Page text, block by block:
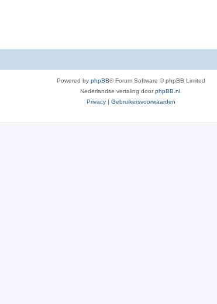
Powered by phpBB® Forum Software © phpBB Limited
Nederlandse vertaling doorphpBB.nl
Privacy | Gebruikersvoorwaarden